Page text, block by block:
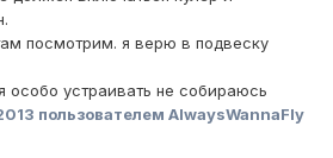
посмотрим. я верю в подвеску
особо устраивать не собираюсь
пользователем AlwaysWannaFly